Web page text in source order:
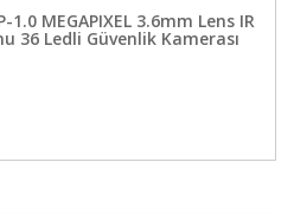
1.0 MEGAPIXEL 3.6mm Lens IR
36 Ledli Güvenlik Kamerası